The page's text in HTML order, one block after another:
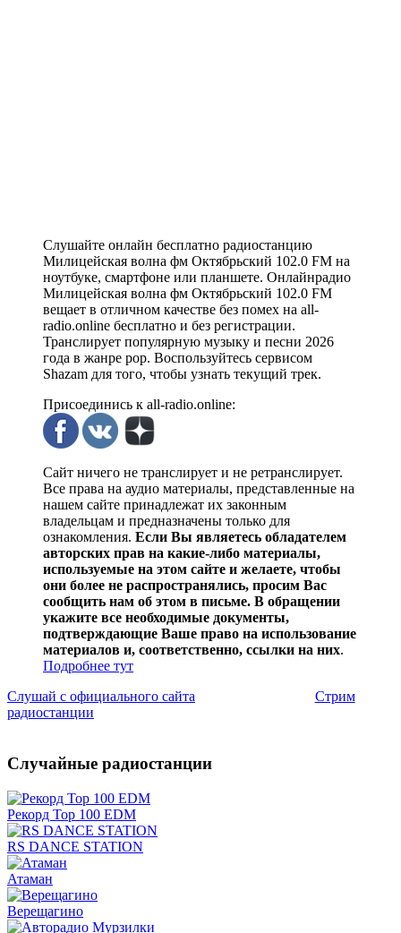
Слушайте онлайн бесплатно радиостанцию
Милицейская волна фм Октябрьский 102.0 FM на
ноутбуке, смартфоне или планшете. Онлайнрадио
Милицейская волна фм Октябрьский 102.0 FM
вещает в отличном качестве без помех на all-
radio.online бесплатно и без регистрации.
Транслирует популярную музыку и песни 2026
года в жанре pop. Воспользуйтесь сервисом
Shazam для того, чтобы узнать текущий трек.
Присоединись к all-radio.online:
Сайт ничего не транслирует и не ретранслирует.
Все права на аудио материалы, представленные на
нашем сайте принадлежат их законным
владельцам и предназначены только для
ознакомления. Если Вы являетесь обладателем
авторских прав на какие-либо материалы,
используемые на этом сайте и желаете, чтобы
они более не распространялись, просим Вас
сообщить нам об этом в письме. В обращении
укажите все необходимые документы,
подтверждающие Ваше право на использование
материалов и, соответственно, ссылки на них.
Подробнее тут
Слушай с официального сайта
Стрим
радиостанции
Случайные радиостанции
Рекорд Top 100 EDM
RS DANCE STATION
Атаман
Верещагино